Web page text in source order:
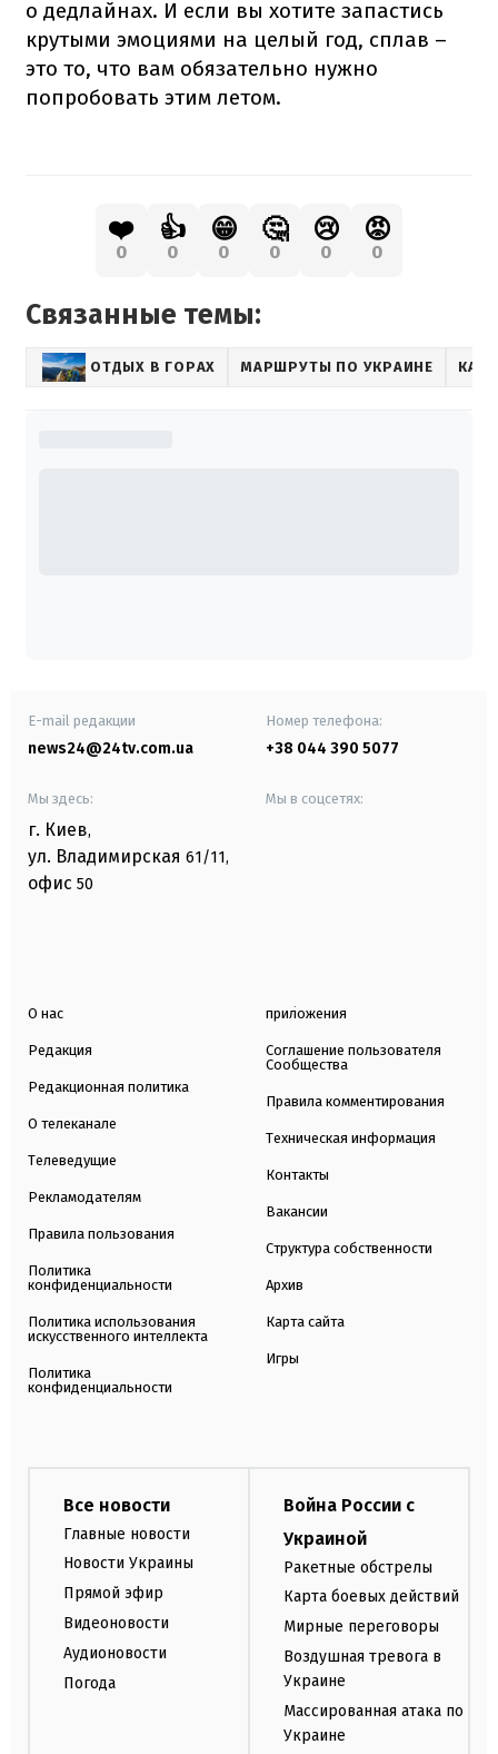
о дедлайнах. И если вы хотите запастись
крутыми эмоциями на целый год, сплав –
это то, что вам обязательно нужно
попробовать этим летом.
❤️
0
👍
0
😁
0
🤔
0
😢
0
😡
0
Связанные темы:
ОТДЫХ В ГОРАХ МАРШРУТЫ ПО УКРАИНЕ
E-mail редакции
news24@24tv.com.ua
Номер телефона:
+38 044 390 5077
Мы здесь:
г. Киев,
ул. Владимирская 61/11,
офис 50
Мы в соцсетях:
О нас
Редакция
Редакционная политика
О телеканале
Телеведущие
Рекламодателям
Правила пользования
Политика
конфиденциальности
Политика использования
искусственного интеллекта
Политика
конфиденциальности
приложения
Соглашение пользователя
Сообщества
Правила комментирования
Техническая информация
Контакты
Вакансии
Структура собственности
Архив
Карта сайта
Игры
Все новости
Главные новости
Новости Украины
Прямой эфир
Видеоновости
Аудионовости
Погода
Война России с
Украиной
Ракетные обстрелы
Карта боевых действий
Мирные переговоры
Воздушная тревога в
Украине
Массированная атака по
Украине